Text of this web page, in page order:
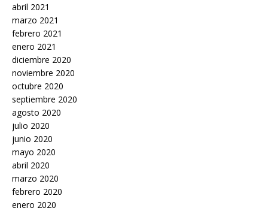
abril 2021
marzo 2021
febrero 2021
enero 2021
diciembre 2020
noviembre 2020
octubre 2020
septiembre 2020
agosto 2020
julio 2020
junio 2020
mayo 2020
abril 2020
marzo 2020
febrero 2020
enero 2020